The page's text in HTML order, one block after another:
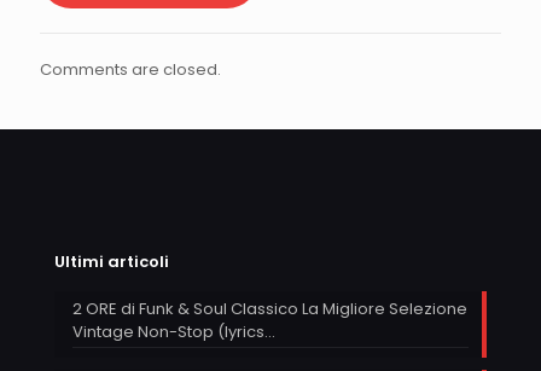
Comments are closed.
Ultimi articoli
2 ORE di Funk & Soul Classico La Migliore Selezione
Vintage Non-Stop (lyrics…